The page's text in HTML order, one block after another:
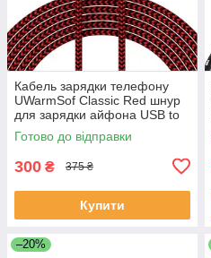
Кабель зарядки телефону
UWarmSof Classic Red шнур
для зарядки айфона USB to
Lightning зарядний дріт 1
метр зарядка для планшета
Готово до відправки
300 ₴ 375 ₴
Купити
–20%